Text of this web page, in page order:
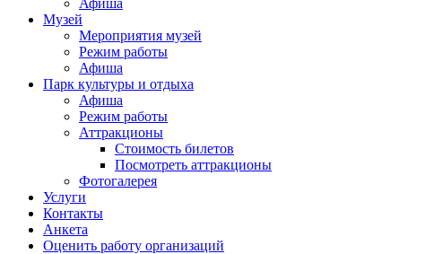
Афиша
Музей
Мероприятия музей
Режим работы
Афиша
Парк культуры и отдыха
Афиша
Режим работы
Аттракционы
Стоимость билетов
Посмотреть аттракционы
Фотогалерея
Услуги
Контакты
Анкета
Оценить работу организаций